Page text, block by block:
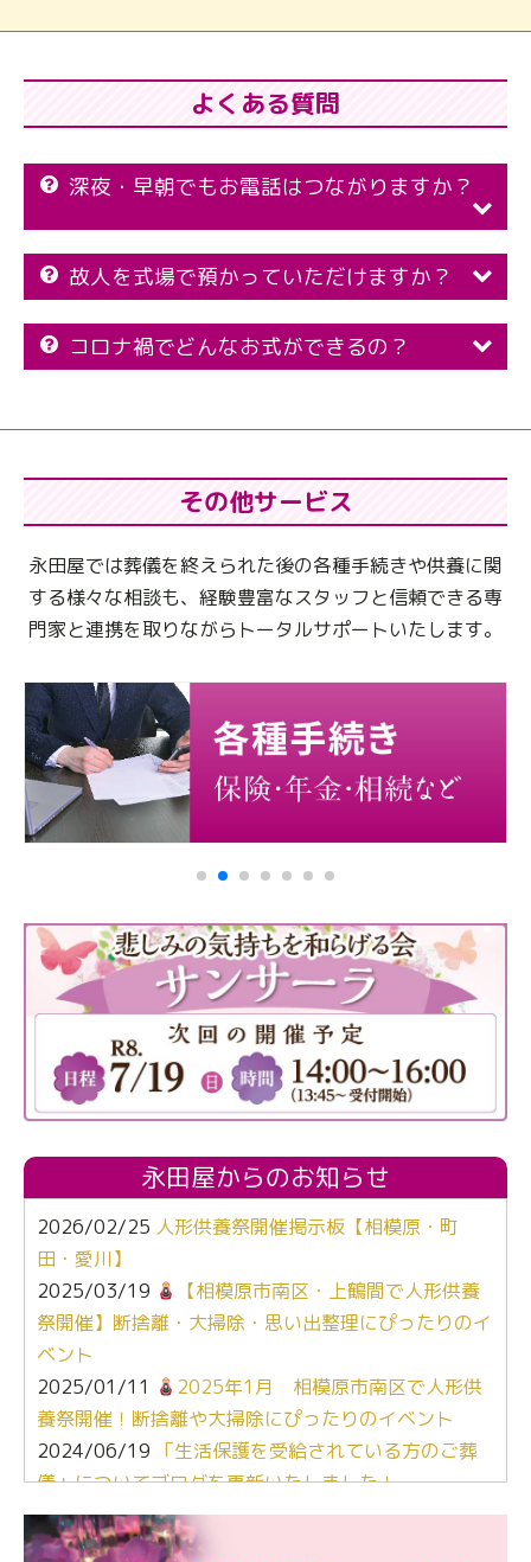
よくある質問
深夜・早朝でもお電話はつながりますか？
故人を式場で預かっていただけますか？
コロナ禍でどんなお式ができるの？
その他サービス
永田屋では葬儀を終えられた後の各種手続きや供養に関
する様々な相談も、 経験豊富なスタッフと信頼できる専
門家と連携を取りながらトータルサポートいたします。
永田屋からのお知らせ
2026/02/25 人形供養祭開催掲示板【相模原・町
田・愛川】
2025/03/19
【相模原市南区・上鶴間で人形供養
祭開催】断捨離・大掃除・思い出整理にぴったりのイ
ベント
2025/01/11
2025年1月 相模原市南区で人形供
養祭開催！断捨離や大掃除にぴったりのイベント
2024/06/19 「生活保護を受給されている方のご葬
儀」についてブログを更新いたしました！
2024/03/06【終活なるほど教室】「マンガで学
ぶ！はじめてのお葬式」小さな家族葬ハウス®町田成